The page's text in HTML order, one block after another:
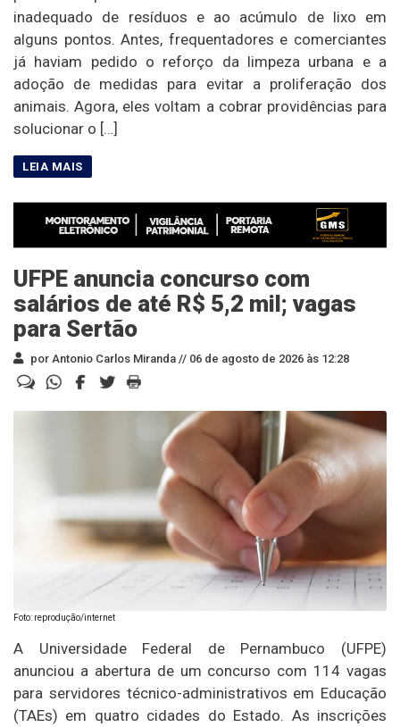
inadequado de resíduos e ao acúmulo de lixo em
alguns pontos. Antes, frequentadores e comerciantes
já haviam pedido o reforço da limpeza urbana e a
adoção de medidas para evitar a proliferação dos
animais. Agora, eles voltam a cobrar providências para
solucionar o […]
UFPE anuncia concurso com
salários de até R$ 5,2 mil; vagas
para Sertão
por Antonio Carlos Miranda // 06 de agosto de 2026 às 12:28
Foto: reprodução/internet
A Universidade Federal de Pernambuco (UFPE)
anunciou a abertura de um concurso com 114 vagas
para servidores técnico-administrativos em Educação
(TAEs) em quatro cidades do Estado. As inscrições